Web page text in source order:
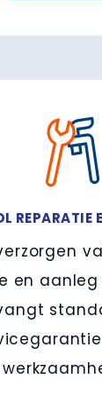
REPARATIE
en